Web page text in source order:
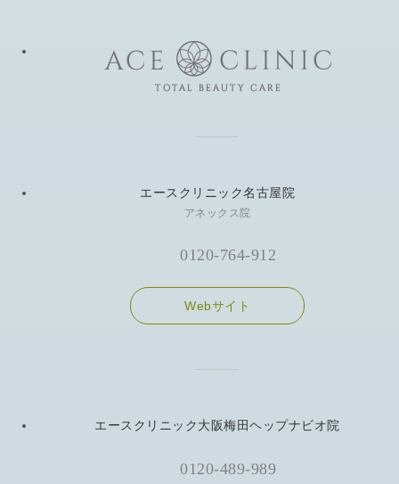
エースクリニック名古屋院
アネックス院
0120-764-912
Webサイト
エースクリニック大阪梅田ヘップナビオ院
0120-489-989